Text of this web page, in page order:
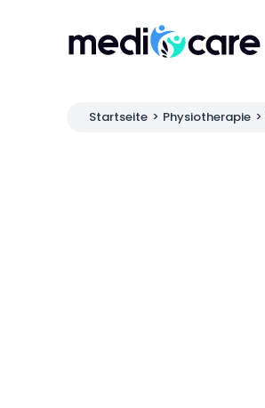
Startseite > Physiotherapie >